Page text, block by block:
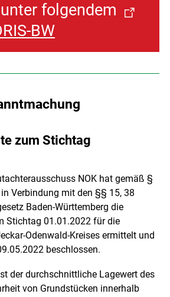
folgendem
BW
zum Stichtag
NOK hat gemäß §
Verbindung mit den §§ 15, 38
Baden-Württemberg die
Stichtag 01.01.2022 für die
Odenwald-Kreises ermittelt und
beschlossen.
der durchschnittliche Lagewert des
von Grundstücken innerhalb